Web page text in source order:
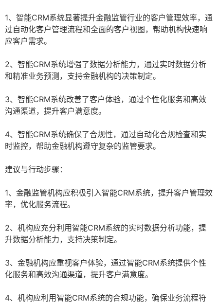
1、智能CRM系统显著提升金融监管行业的客户管理效率，通
过自动化客户管理流程和全面的客户视图，帮助机构快速响
应客户需求。
2、智能CRM系统增强了数据分析能力，通过实时数据分析
和精准业务预测，支持金融机构的决策制定。
3、智能CRM系统改善了客户体验，通过个性化服务和高效
沟通渠道，提升客户满意度。
4、智能CRM系统确保了合规性，通过自动化合规检查和实
时监控，帮助金融机构遵守复杂的监管要求。
建议与行动步骤：
1、金融监管机构应积极引入智能CRM系统，提升客户管理效
率，优化服务流程。
2、机构应充分利用智能CRM系统的实时数据分析功能，提
升数据分析能力，支持决策制定。
3、金融机构应重视客户体验，通过智能CRM系统提供个性
化服务和高效沟通渠道，提升客户满意度。
4、机构应利用智能CRM系统的合规功能，确保业务流程符